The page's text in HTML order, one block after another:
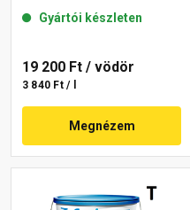
Gyártói készleten
19 200 Ft / vödör
3 840 Ft / l
Megnézem